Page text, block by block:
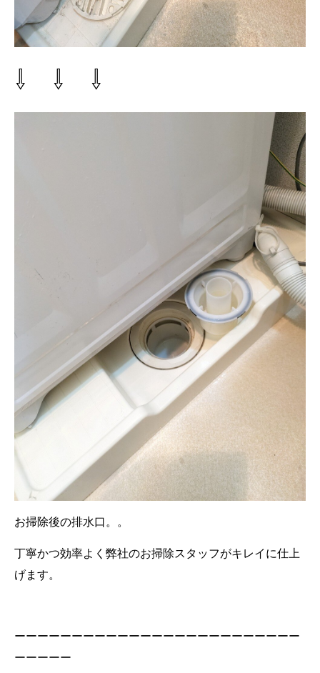
⇩ ⇩ ⇩
お掃除後の排水口。。
丁寧かつ効率よく弊社のお掃除スタッフがキレイに仕上
げます。
ーーーーーーーーーーーーーーーーーーーーーーーーー
ーーーーー